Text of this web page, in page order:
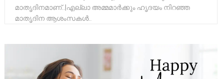
മാതൃദിനമാണ്..|എല്ലാ അമ്മമാർക്കും ഹൃദയം നിറഞ്ഞ
മാതൃദിന ആശംസകൾ..